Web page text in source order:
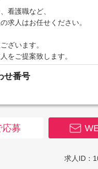
看護職など、
求人はお任せください。
ざいます。
をご提案致します。
せ番号
応募
求人ID：